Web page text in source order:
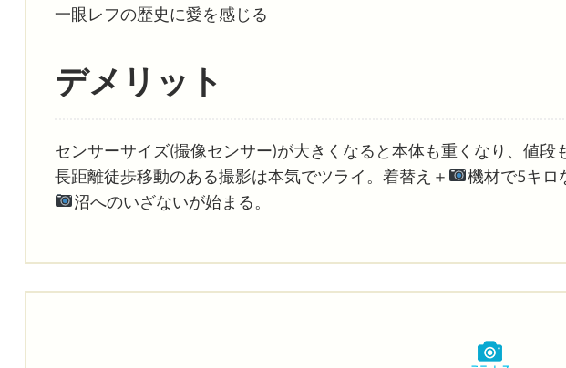
一眼レフの歴史に愛を感じる
デメリット
センサーサイズ(撮像センサー)が大きくなると本体も重くなり、値段
長距離徒歩移動のある撮影は本気でツライ。着替え＋
機材で5キロ
沼へのいざないが始まる。